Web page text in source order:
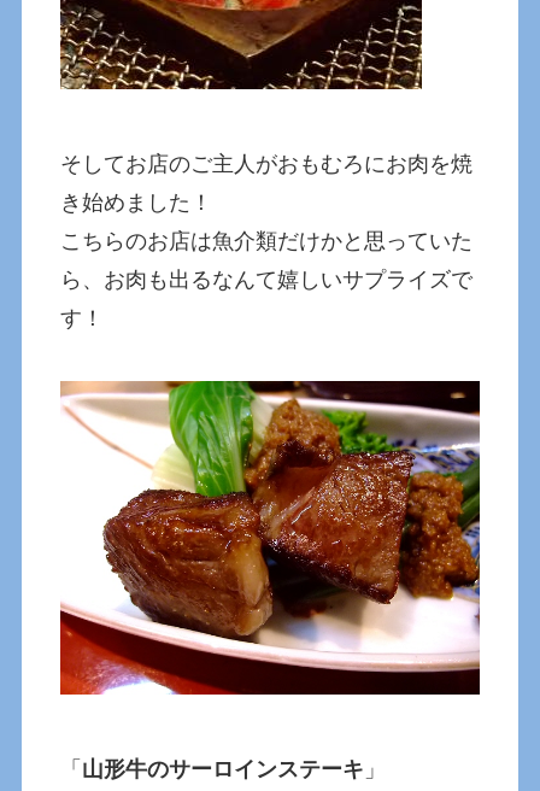
そしてお店のご主人がおもむろにお肉を焼
き始めました！
こちらのお店は魚介類だけかと思っていた
ら、お肉も出るなんて嬉しいサプライズで
す！
「 山形牛のサーロインステーキ 」